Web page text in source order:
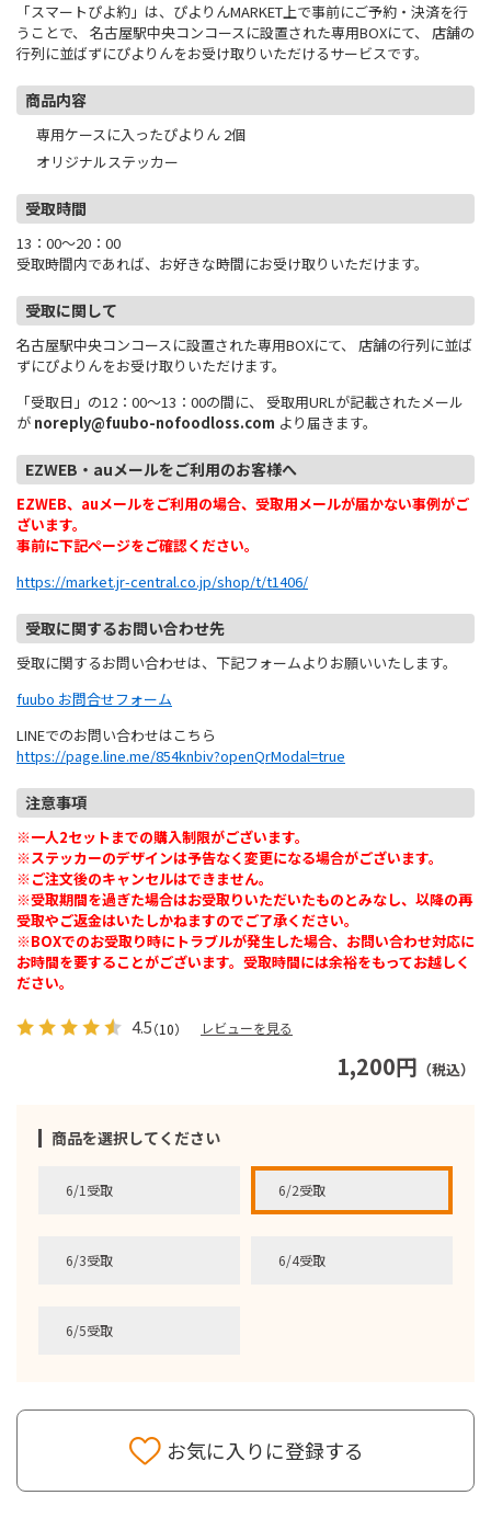
1,200円 （税込）
商品を選択してください
6/1受取 6/2受取
6/3受取 6/4受取
6/5受取
「スマートぴよ約」は、ぴよりんMARKET上で事前にご予約・決済を行
うことで、 名古屋駅中央コンコースに設置された専用BOXにて、 店舗の
行列に並ばずにぴよりんをお受け取りいただけるサービスです。
商品内容
専用ケースに入ったぴよりん 2個
オリジナルステッカー
受取時間
13：00～20：00
受取時間内であれば、お好きな時間にお受け取りいただけます。
受取に関して
名古屋駅中央コンコースに設置された専用BOXにて、 店舗の行列に並ば
ずにぴよりんをお受け取りいただけます。
「受取日」の12：00～13：00の間に、 受取用URLが記載されたメール
が noreply@fuubo-nofoodloss.com より届きます。
EZWEB・auメールをご利用のお客様へ
EZWEB、auメールをご利用の場合、受取用メールが届かない事例がご
ざいます。
事前に下記ページをご確認ください。
https://market.jr-central.co.jp/shop/t/t1406/
受取に関するお問い合わせ先
受取に関するお問い合わせは、下記フォームよりお願いいたします。
fuubo お問合せフォーム
LINEでのお問い合わせはこちら
https://page.line.me/854knbiv?openQrModal=true
注意事項
※一人2セットまでの購入制限がございます。
※ステッカーのデザインは予告なく変更になる場合がございます。
※ご注文後のキャンセルはできません。
※受取期間を過ぎた場合はお受取りいただいたものとみなし、以降の再
受取やご返金はいたしかねますのでご了承ください。
※BOXでのお受取り時にトラブルが発生した場合、お問い合わせ対応に
お時間を要することがございます。受取時間には余裕をもってお越しく
ださい。
4.5（10） レビューを見る
お気に入りに登録する